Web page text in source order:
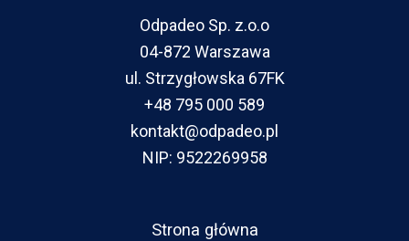
Odpadeo Sp. z.o.o
04-872 Warszawa
ul. Strzygłowska 67FK
+48 795 000 589
kontakt@odpadeo.pl
NIP: 9522269958
Strona główna